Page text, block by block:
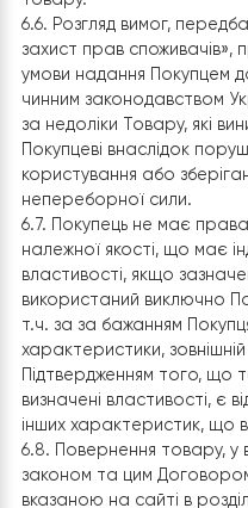
вигляд, споживчі
також розрахунковий
оплату Товару.
поверненню на
затверджується
6.2. Повернення
якості здійснюється
днів з моменту
умови дотримання
чинним
6.3. Вартість товару
банківського переказу
6.4. Повернення
Продавця,
Продавцем Покупцеві
6.5. У разі виявлення
гарантійного строку
особисто, в порядку